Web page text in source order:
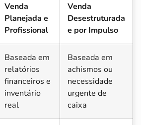
Venda
Planejada e
Profissional
Venda
Desestruturada
e por Impulso
Baseada em
relatórios
financeiros e
inventário
real
Baseada em
achismos ou
necessidade
urgente de
caixa